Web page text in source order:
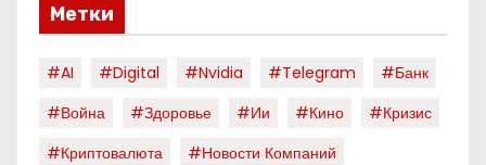
Метки
#AI #digital #nvidia #telegram
#банк
#война
#здоровье #ии #кино
#кризис
#криптовалюта
#новости Компаний